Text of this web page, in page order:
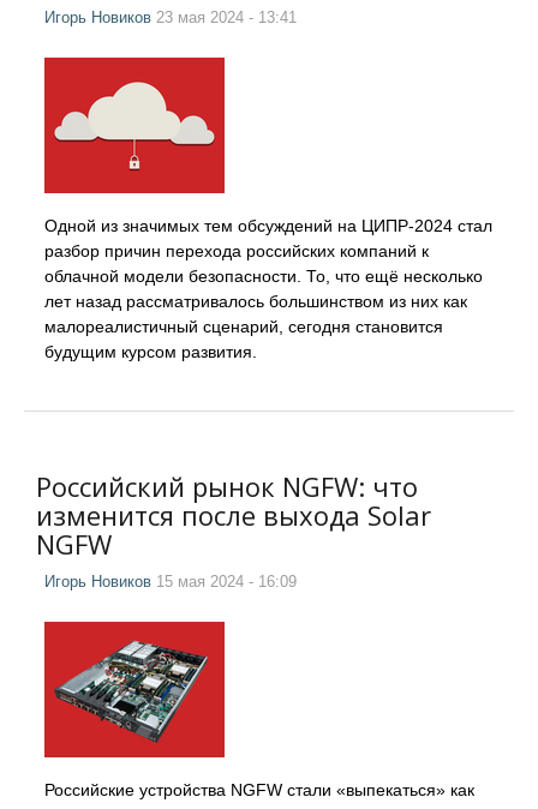
Игорь Новиков 23 мая 2024 - 13:41
Одной из значимых тем обсуждений на ЦИПР-2024 стал
разбор причин перехода российских компаний к
облачной модели безопасности. То, что ещё несколько
лет назад рассматривалось большинством из них как
малореалистичный сценарий, сегодня становится
будущим курсом развития.
Российский рынок NGFW: что
изменится после выхода Solar
NGFW
Игорь Новиков 15 мая 2024 - 16:09
Российские устройства NGFW стали «выпекаться» как